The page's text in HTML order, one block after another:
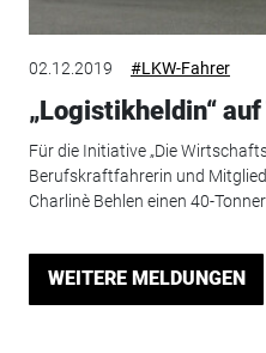
02.12.2019 #LKW-Fahrer
„Logistikheldin“ auf
Für die Initiative „Die
Berufskraftfahrerin und
Charlinè Behlen einen 40-
WEITERE MELDUNGEN